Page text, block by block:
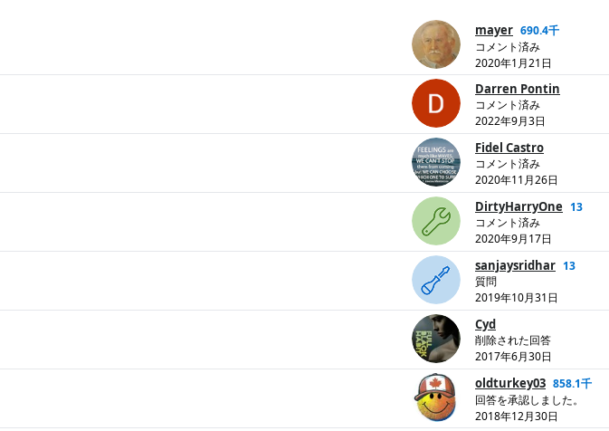
mayer 690.4千
コメント済み
2020年1月21日
Darren Pontin
コメント済み
2022年9月3日
Fidel Castro
コメント済み
2020年11月26日
DirtyHarryOne 13
コメント済み
2020年9月17日
sanjaysridhar 13
質問
2019年10月31日
Cyd
削除された回答
2017年6月30日
oldturkey03 858.1千
回答を承認しました。
2018年12月30日